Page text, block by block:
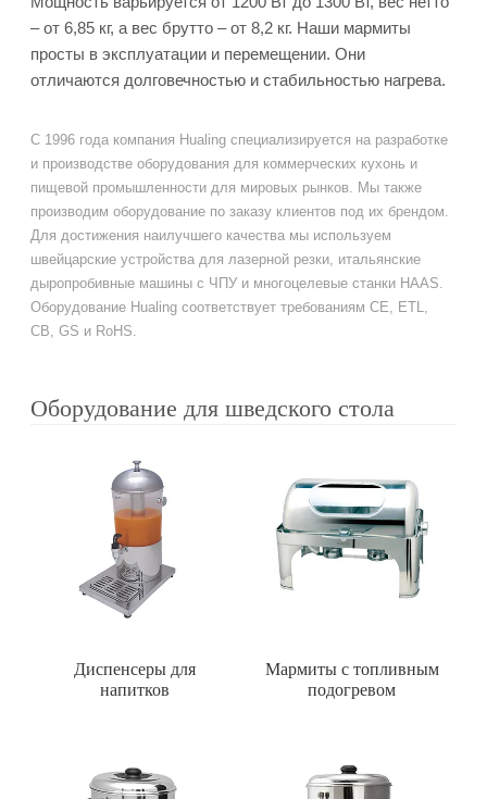
– от 6,85 кг, а вес брутто – от 8,2 кг. Наши мармиты
просты в эксплуатации и перемещении. Они
отличаются долговечностью и стабильностью нагрева.
С 1996 года компания Hualing специализируется на разработке
и производстве оборудования для коммерческих кухонь и
пищевой промышленности для мировых рынков. Мы также
производим оборудование по заказу клиентов под их брендом.
Для достижения наилучшего качества мы используем
швейцарские устройства для лазерной резки, итальянские
дыропробивные машины с ЧПУ и многоцелевые станки HAAS.
Оборудование Hualing соответствует требованиям CE, ETL,
CB, GS и RoHS.
Оборудование для шведского стола
Диспенсеры для
напитков
Мармиты с топливным
подогревом